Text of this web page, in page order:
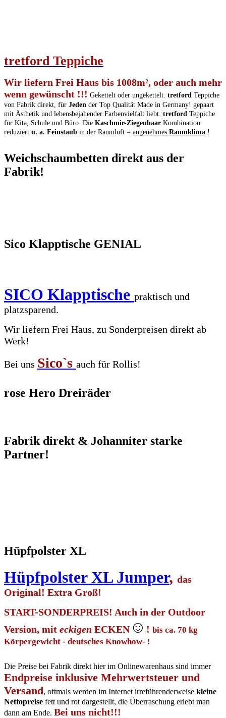
tretford Teppiche
Wir liefern Frei Haus bis 1008m², oder auch mehr
wenn gewünscht !!! Gekettelt oder ungekettelt. tretford Teppiche
von Fabrik direkt, für Jeden der Top Qualität Made in Germany! gepaart
mit Ästhetik und lebensbejahender Farbenvielfalt liebt. tretford Teppiche
für Kita, Schule und Büro. Die Kaschmir-Ziegenhaar Kombination
reduziert u. a. Feinstaub in der Raumluft = angenehmes Raumklima !
Weichschaumbetten direkt aus der
Fabrik!
Sico Klapptische GENIAL
SICO Klapptische praktisch und
platzsparend.
Wir liefern Frei Haus, zu Sonderpreisen direkt ab
Werk!
Bei uns Sico`s auch für Rollis!
rose Hero Dreiräder
Fabrik direkt & Johanniter starke
Partner!
Hüpfpolster XL
Hüpfpolster XL Jumper, das
Original! Extra Groß!
START-SONDERPREIS! Auch in der Outdoor
Version, mit eckigen ECKEN☺ ! bis ca. 70 kg
Körpergewicht - deutsches Knowhow- !
Die Preise bei Fabrik direkt hier im Onlinewarenhaus sind immer
Endpreise inklusive Mehrwertsteuer und
Versand, oftmals werden im Internet irreführenderweise kleine
Nettopreise fett und rot dargestellt, die Überraschung erlebt man
dann am Ende. Bei uns nicht!!!